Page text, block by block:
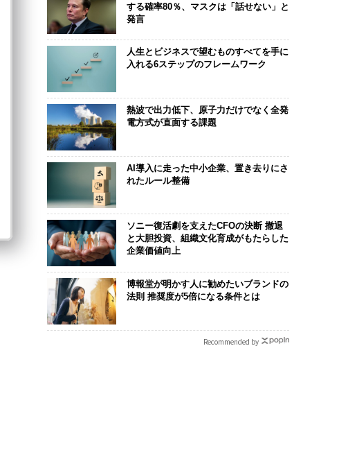
する確率80％、マスクは「話せない」と
発言
人生とビジネスで望むものすべてを手に
入れる6ステップのフレームワーク
熱波で出力低下、原子力だけでなく全発
電方式が直面する課題
AI導入に走った中小企業、置き去りにさ
れたルール整備
ソニー復活劇を支えたCFOの決断 撤退
と大胆投資、組織文化育成がもたらした
企業価値向上
博報堂が明かす人に勧めたいブランドの
法則 推奨度が5倍になる条件とは
Recommended by